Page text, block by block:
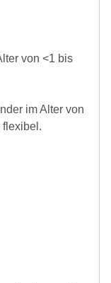
von <1 bis
im Alter von
flexibel.